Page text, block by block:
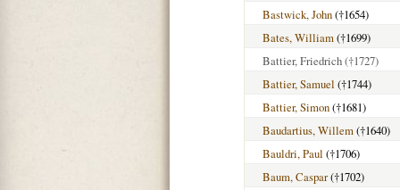
Bastwick, John(†1654)
Bates, William(†1699)
Battier, Friedrich(†1727)
Battier, Samuel (†1744)
Battier, Simon(†1681)
Baudartius, Willem(†1640)
Bauldri, Paul (†1706)
Baum, Caspar(†1702)